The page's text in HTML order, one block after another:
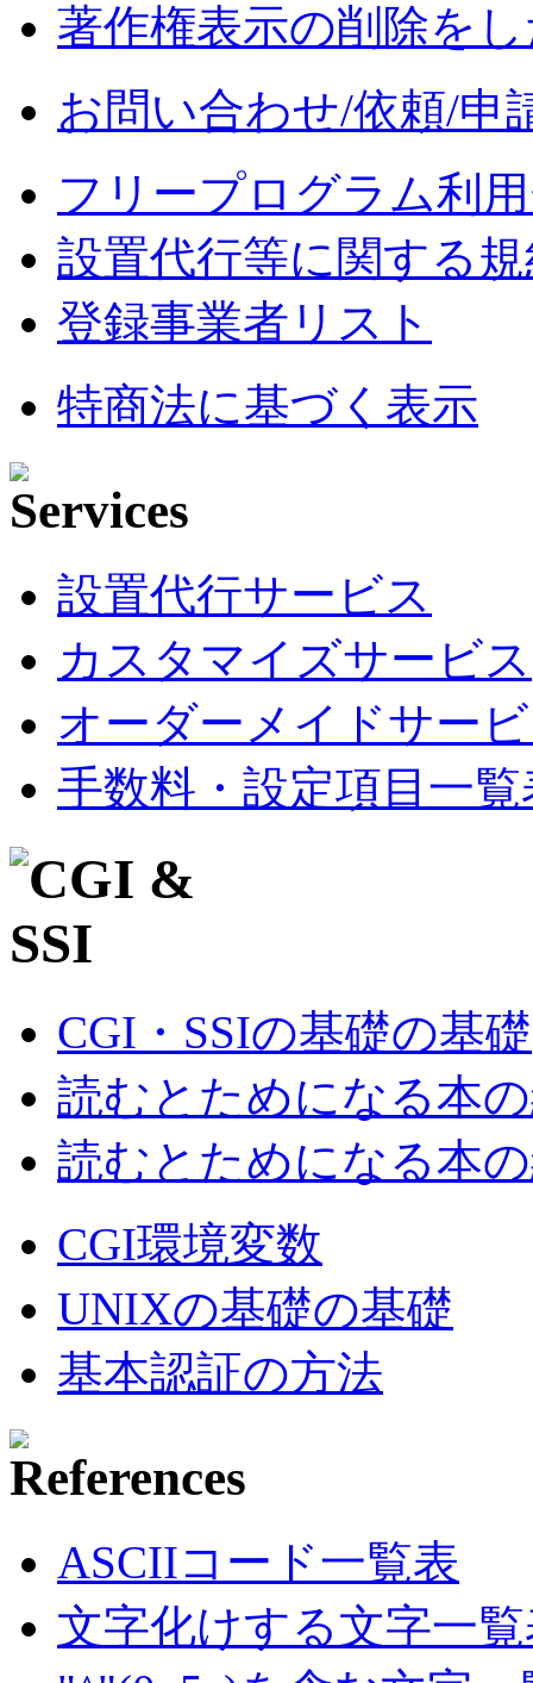
著作権表示の削除を
お問い合わせ/依頼/申
フリープログラム利
設置代行等に関する
登録事業者リスト
特商法に基づく表示
設置代行サービス
カスタマイズサービス
オーダーメイドサー
手数料・設定項目一覧
CGI・SSIの基礎の基礎
読むとためになる本
読むとためになる本
CGI環境変数
UNIXの基礎の基礎
基本認証の方法
ASCIIコード一覧表
文字化けする文字一